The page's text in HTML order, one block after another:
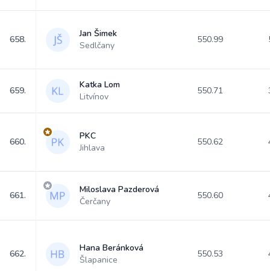
658.
Jan Šimek
Sedlčany
550.99
659.
Katka Lom
Litvínov
550.71
660.
PKC
Jihlava
550.62
661.
Miloslava Pazderová
Čerčany
550.60
662.
Hana Beránková
Šlapanice
550.53